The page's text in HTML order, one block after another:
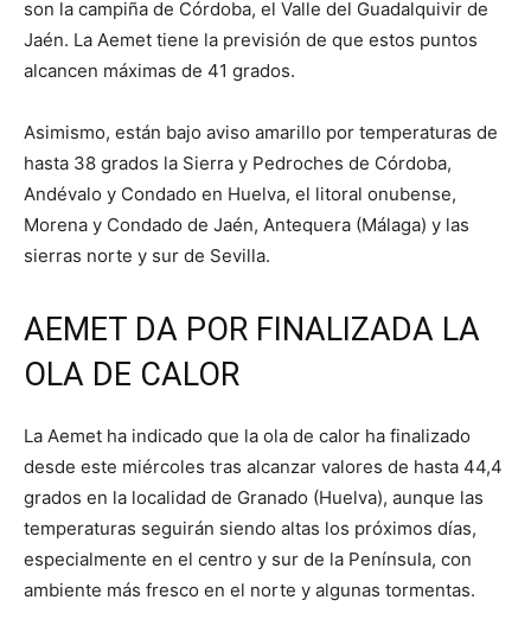
son la campiña de Córdoba, el Valle del Guadalquivir de
Jaén. La Aemet tiene la previsión de que estos puntos
alcancen máximas de 41 grados.
Asimismo, están bajo aviso amarillo por temperaturas de
hasta 38 grados la Sierra y Pedroches de Córdoba,
Andévalo y Condado en Huelva, el litoral onubense,
Morena y Condado de Jaén, Antequera (Málaga) y las
sierras norte y sur de Sevilla.
AEMET DA POR FINALIZADA LA
OLA DE CALOR
La Aemet ha indicado que la ola de calor ha finalizado
desde este miércoles tras alcanzar valores de hasta 44,4
grados en la localidad de Granado (Huelva), aunque las
temperaturas seguirán siendo altas los próximos días,
especialmente en el centro y sur de la Península, con
ambiente más fresco en el norte y algunas tormentas.